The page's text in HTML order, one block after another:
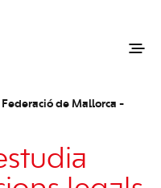
Federació de Mallorca -